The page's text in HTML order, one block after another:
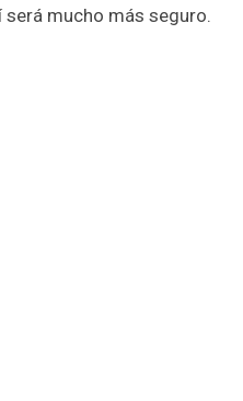
será mucho más seguro.